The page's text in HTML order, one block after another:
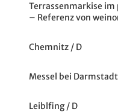
Terrassenmarkise
– Referenz von
Chemnitz / D
Messel bei
Leiblfing / D